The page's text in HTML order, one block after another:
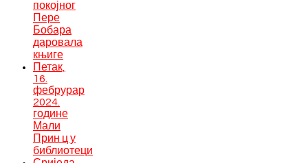
покојног
Пере
Бобара
даровала
књиге
Петак,
16.
фебрурар
2024.
године
Мали
Прин ц у
библиотеци